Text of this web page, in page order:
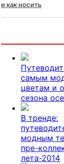
и как носить
самым
цветам и
сезона
В тренде:
модным
пре-
лета-2014